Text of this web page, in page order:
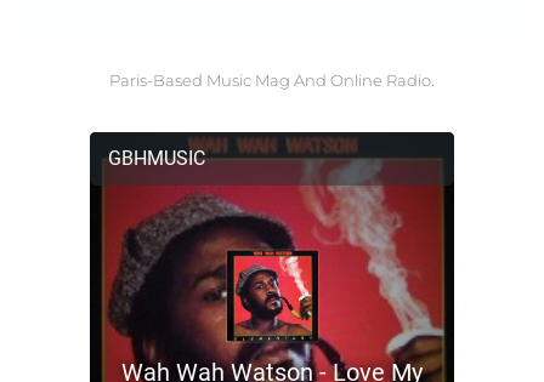
Paris-Based Music Mag And Online Radio.